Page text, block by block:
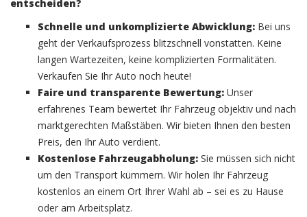
entscheiden?
Schnelle und unkomplizierte Abwicklung: Bei uns
geht der Verkaufsprozess blitzschnell vonstatten. Keine
langen Wartezeiten, keine komplizierten Formalitäten.
Verkaufen Sie Ihr Auto noch heute!
Faire und transparente Bewertung: Unser
erfahrenes Team bewertet Ihr Fahrzeug objektiv und nach
marktgerechten Maßstäben. Wir bieten Ihnen den besten
Preis, den Ihr Auto verdient.
Kostenlose Fahrzeugabholung: Sie müssen sich nicht
um den Transport kümmern. Wir holen Ihr Fahrzeug
kostenlos an einem Ort Ihrer Wahl ab – sei es zu Hause
oder am Arbeitsplatz.